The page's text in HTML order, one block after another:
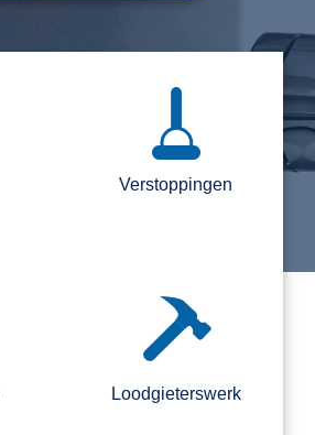
Verstoppingen
Loodgieterswerk